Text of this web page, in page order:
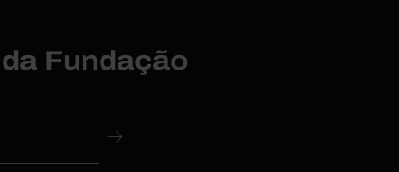
Fundação